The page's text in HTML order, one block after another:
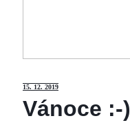
15. 12. 2019
Vánoce :-)